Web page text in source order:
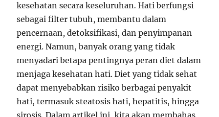
kesehatan secara keseluruhan. Hati berfungsi
sebagai filter tubuh, membantu dalam
pencernaan, detoksifikasi, dan penyimpanan
energi. Namun, banyak orang yang tidak
menyadari betapa pentingnya peran diet dalam
menjaga kesehatan hati. Diet yang tidak sehat
dapat menyebabkan risiko berbagai penyakit
hati, termasuk steatosis hati, hepatitis, hingga
sirosis. Dalam artikel ini, kita akan membahas